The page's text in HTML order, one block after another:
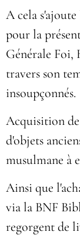
A cela
pour la
Générale
travers son
insoupçonnés.
Acquisition de
d'objets
musulmane à
Ainsi que
via la BNF
regorgent de